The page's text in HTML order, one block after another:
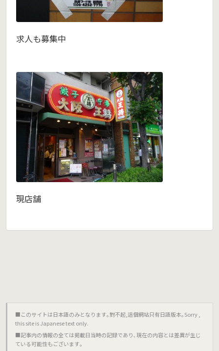
求人も募集中
現店舗
■このサイトは日本語のみとなります｡對不起,這個網站只有日語版本｡Sorry ,
this site is Japanese text only.
■記事内の情報の全ては掲載日当時の記録であり､現在の内容とは差異が生じ
ている可能性もございます｡